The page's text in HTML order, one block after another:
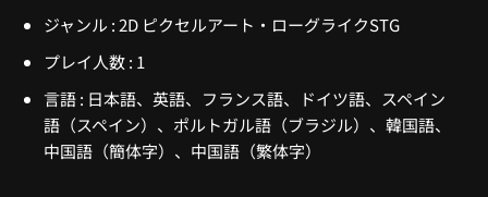
ジャンル : 2D ピクセルアート・ローグライクSTG
プレイ人数 : 1
言語 : 日本語、英語、フランス語、ドイツ語、スペイン
語（スペイン）、ポルトガル語（ブラジル）、韓国語、
中国語（簡体字）、中国語（繁体字）